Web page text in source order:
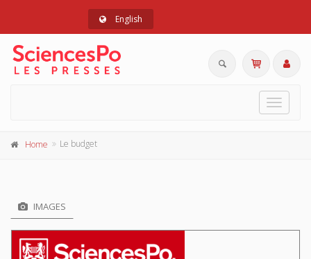
English
Toggle
Home Le budget
IMAGES